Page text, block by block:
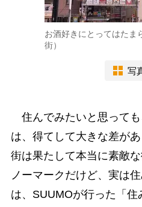
お酒好きにとってはたま
街）
写
住んでみたいと思って
は、得てして大きな差が
街は果たして本当に素敵
ノーマークだけど、実は
は、SUUMOが行った「